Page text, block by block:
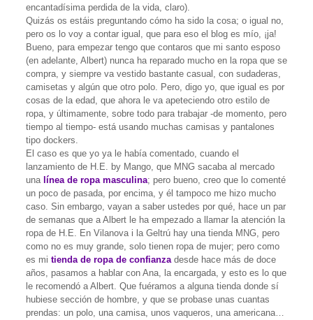
encantadísima perdida de la vida, claro).
Quizás os estáis preguntando cómo ha sido la cosa; o igual no,
pero os lo voy a contar igual, que para eso el blog es mío, ¡ja!
Bueno, para empezar tengo que contaros que mi santo esposo
(en adelante, Albert) nunca ha reparado mucho en la ropa que se
compra, y siempre va vestido bastante casual, con sudaderas,
camisetas y algún que otro polo. Pero, digo yo, que igual es por
cosas de la edad, que ahora le va apeteciendo otro estilo de
ropa, y últimamente, sobre todo para trabajar -de momento, pero
tiempo al tiempo- está usando muchas camisas y pantalones
tipo dockers.
El caso es que yo ya le había comentado, cuando el
lanzamiento de H.E. by Mango, que MNG sacaba al mercado
una línea de ropa masculina; pero bueno, creo que lo comenté
un poco de pasada, por encima, y él tampoco me hizo mucho
caso. Sin embargo, vayan a saber ustedes por qué, hace un par
de semanas que a Albert le ha empezado a llamar la atención la
ropa de H.E. En Vilanova i la Geltrú hay una tienda MNG, pero
como no es muy grande, solo tienen ropa de mujer; pero como
es mi tienda de ropa de confianzadesde hace más de doce
años, pasamos a hablar con Ana, la encargada, y esto es lo que
le recomendó a Albert. Que fuéramos a alguna tienda donde sí
hubiese sección de hombre, y que se probase unas cuantas
prendas: un polo, una camisa, unos vaqueros, una americana…